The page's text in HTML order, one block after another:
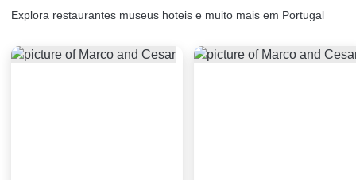
Explora restaurantes museus hoteis e muito mais em Portugal